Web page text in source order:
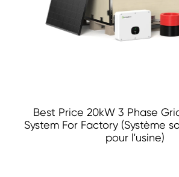
Best Price 20kW 3 Phase
System For Factory (Système
pour l'usine)